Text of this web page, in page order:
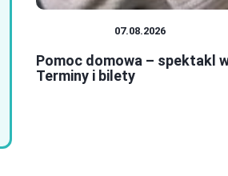
07.08.2026
Pomoc domowa – spektakl
Terminy i bilety